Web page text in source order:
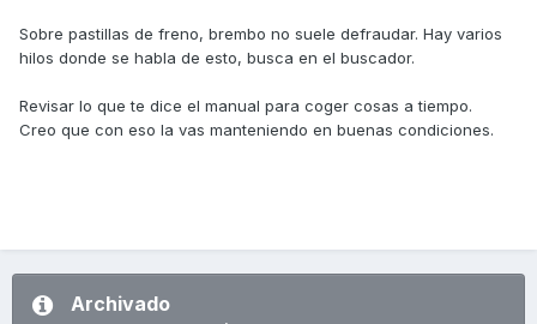
Sobre pastillas de freno, brembo no suele defraudar. Hay varios
hilos donde se habla de esto, busca en el buscador.
Revisar lo que te dice el manual para coger cosas a tiempo.
Creo que con eso la vas manteniendo en buenas condiciones.
Archivado